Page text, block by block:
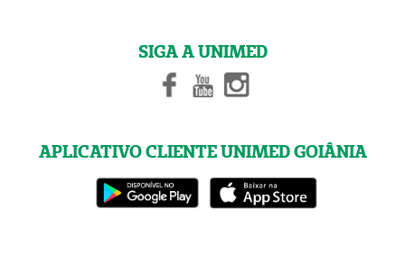
SIGA A UNIMED
APLICATIVO CLIENTE UNIMED GOIÂNIA